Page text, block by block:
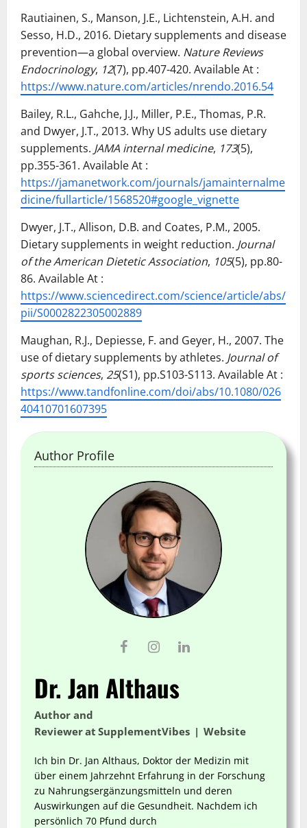
Rautiainen, S., Manson, J.E., Lichtenstein, A.H. and
Sesso, H.D., 2016. Dietary supplements and disease
prevention—a global overview. Nature Reviews
Endocrinology, 12(7), pp.407-420. Available At :
https://www.nature.com/articles/nrendo.2016.54
Bailey, R.L., Gahche, J.J., Miller, P.E., Thomas, P.R.
and Dwyer, J.T., 2013. Why US adults use dietary
supplements. JAMA internal medicine, 173(5),
pp.355-361. Available At :
https://jamanetwork.com/journals/jamainternalme
dicine/fullarticle/1568520#google_vignette
Dwyer, J.T., Allison, D.B. and Coates, P.M., 2005.
Dietary supplements in weight reduction. Journal
of the American Dietetic Association, 105(5), pp.80-
86. Available At :
https://www.sciencedirect.com/science/article/abs/
pii/S0002822305002889
Maughan, R.J., Depiesse, F. and Geyer, H., 2007. The
use of dietary supplements by athletes. Journal of
sports sciences, 25(S1), pp.S103-S113. Available At :
https://www.tandfonline.com/doi/abs/10.1080/026
40410701607395
Author Profile
Dr. Jan Althaus
Author and
Reviewerat SupplementVibes | Website
Ich bin Dr. Jan Althaus, Doktor der Medizin mit
über einem Jahrzehnt Erfahrung in der Forschung
zu Nahrungsergänzungsmitteln und deren
Auswirkungen auf die Gesundheit. Nachdem ich
persönlich 70 Pfund durch